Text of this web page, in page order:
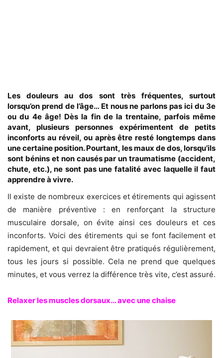
Les douleurs au dos sont très fréquentes, surtout
lorsqu’on prend de l’âge… Et nous ne parlons pas ici du 3e
ou du 4e âge! Dès la fin de la trentaine, parfois même
avant, plusieurs personnes expérimentent de petits
inconforts au réveil, ou après être resté longtemps dans
une certaine position. Pourtant, les maux de dos, lorsqu’ils
sont bénins et non causés par un traumatisme (accident,
chute, etc.), ne sont pas une fatalité avec laquelle il faut
apprendre à vivre.
Il existe de nombreux exercices et étirements qui agissent
de manière préventive : en renforçant la structure
musculaire dorsale, on évite ainsi ces douleurs et ces
inconforts. Voici des étirements qui se font facilement et
rapidement, et qui devraient être pratiqués régulièrement,
tous les jours si possible. Cela ne prend que quelques
minutes, et vous verrez la différence très vite, c’est assuré.
Relaxer les muscles dorsaux… avec une chaise